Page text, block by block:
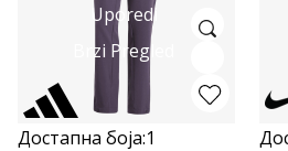
Uporedi
Brzi Pregled
Достапна боја:1